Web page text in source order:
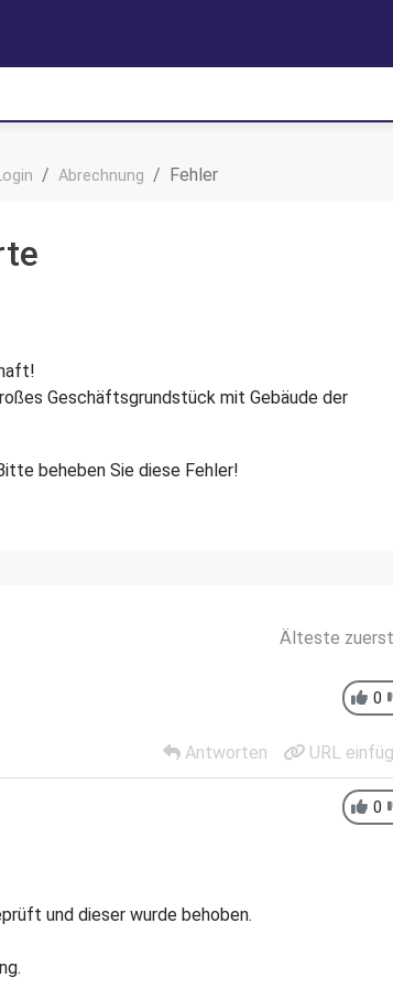
Abrechnung Fehler
Geschäftsgrundstück mit Gebäude der
beheben Sie diese Fehler!
Älteste zuerst
0
Antworten URL
0
und dieser wurde behoben.